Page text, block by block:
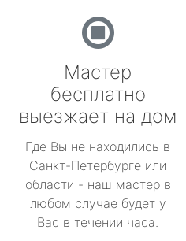
Мастер
бесплатно
выезжает на дом
Где Вы не находились в
Санкт-Петербурге или
области - наш мастер в
любом случае будет у
Вас в течении часа.